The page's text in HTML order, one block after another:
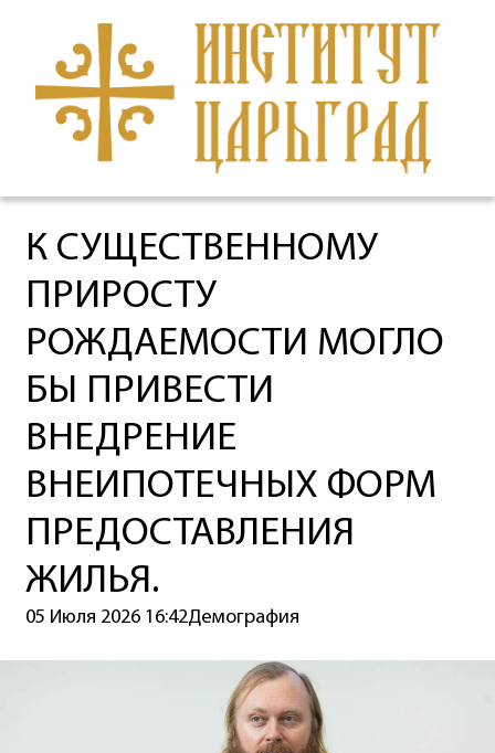
К СУЩЕСТВЕННОМУ
ПРИРОСТУ
РОЖДАЕМОСТИ МОГЛО
БЫ ПРИВЕСТИ
ВНЕДРЕНИЕ
ВНЕИПОТЕЧНЫХ ФОРМ
ПРЕДОСТАВЛЕНИЯ
ЖИЛЬЯ.
05 Июля 2026 16:42Демография